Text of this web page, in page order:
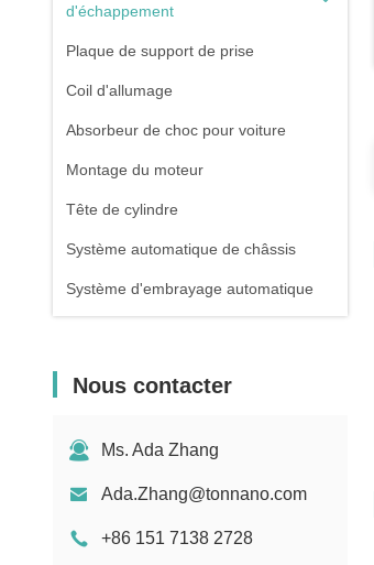
d'échappement
Plaque de support de prise
Coil d'allumage
Absorbeur de choc pour voiture
Montage du moteur
Tête de cylindre
Système automatique de châssis
Système d'embrayage automatique
Nous contacter
Ms. Ada Zhang
Ada.Zhang@tonnano.com
+86 151 7138 2728